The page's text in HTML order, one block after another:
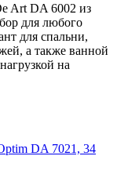
Art DA 6002 из
для любого
для спальни,
а также ванной
на